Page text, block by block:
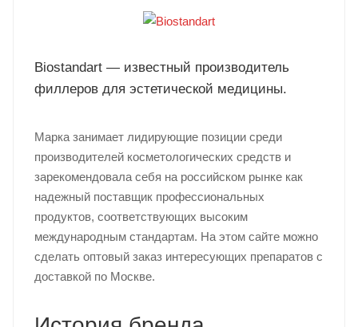
Biostandart — известный производитель
филлеров для эстетической медицины.
Марка занимает лидирующие позиции среди
производителей косметологических средств и
зарекомендовала себя на российском рынке как
надежный поставщик профессиональных
продуктов, соответствующих высоким
международным стандартам. На этом сайте можно
сделать оптовый заказ интересующих препаратов с
доставкой по Москве.